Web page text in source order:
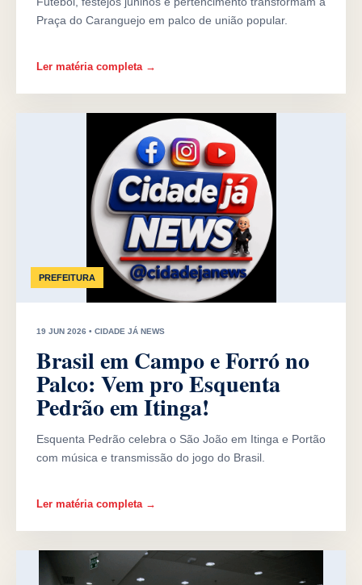
Praça do Caranguejo em palco de união popular.
Ler matéria completa →
PREFEITURA
19 JUN 2026 • CIDADE JÁ NEWS
Brasil em Campo e Forró no
Palco: Vem pro Esquenta
Pedrão em Itinga!
Esquenta Pedrão celebra o São João em Itinga e Portão
com música e transmissão do jogo do Brasil.
Ler matéria completa →